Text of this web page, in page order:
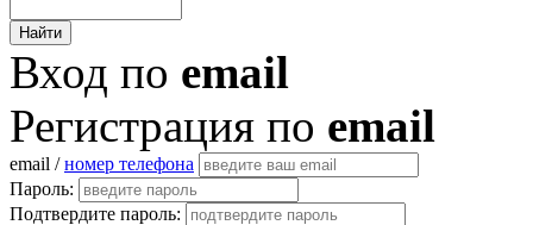
Вход по email
Регистрация по email
email /номер телефона
Пароль:
Подтвердите пароль: